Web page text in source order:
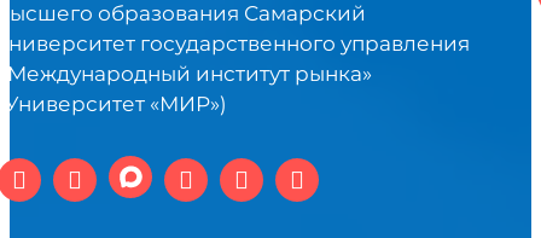
образования Самарский
государственного управления
институт рынка»
«МИР»)